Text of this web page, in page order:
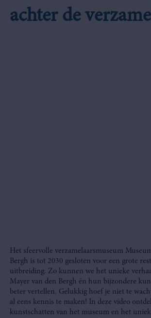
achter de
Het sfeervolle verzamelaarsmuseum
Bergh is tot 2030 gesloten voor een grote
uitbreiding. Zo kunnen we het unieke
Mayer van den Bergh én hun bijzondere
beter vertellen. Gelukkig hoef je niet te
al eens kennis te maken! In deze video
kunstschatten van het museum en het